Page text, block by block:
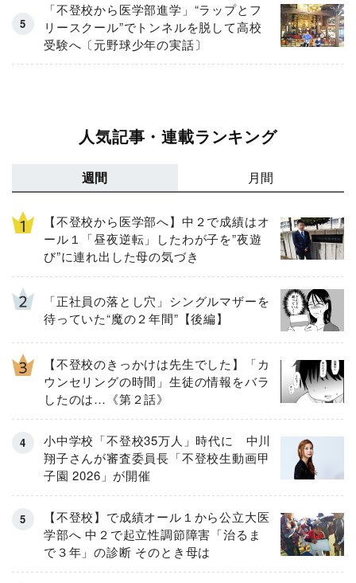
「不登校から医学部進学」“ラップとフ
リースクール”でトンネルを脱して高校
受験へ〔元野球少年の実話〕
人気記事・連載ランキング
週間 月間
【不登校から医学部へ】中２で成績はオ
ール１「昼夜逆転」したわが子を”夜遊
び”に連れ出した母の気づき
「正社員の落とし穴」シングルマザーを
待っていた“魔の２年間”【後編】
【不登校のきっかけは先生でした】「カ
ウンセリングの時間」生徒の情報をバラ
したのは…《第２話》
小中学校「不登校35万人」時代に 中川
翔子さんが審査委員長「不登校生動画甲
子園 2026」が開催
【不登校】で成績オール１から公立大医
学部へ 中２で起立性調節障害「治るま
で３年」の診断 そのとき母は